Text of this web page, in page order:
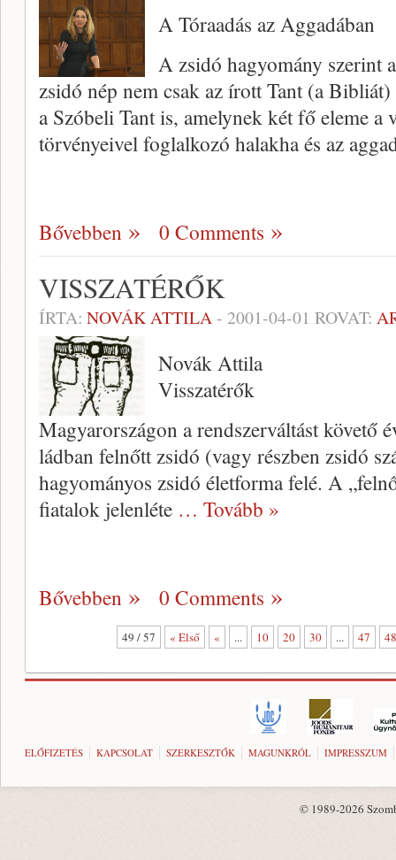
A Tóraadás az Aggadában
A zsidó hagyomány szerint
zsidó nép nem csak az írott Tant (a
a Szóbeli Tant is, amelynek két fő eleme a
törvényeivel foglalkozó halakha és az
Bővebben 0 Comments
VISSZATÉRŐK
ÍRTA: NOVÁK ATTILA- 2001-04-01 ROVAT:
Novák Attila
Visszatérők
Magyarországon a rendszerváltást kö­vető
ládban felnőtt zsidó (vagy részben zsidó
hagyomá­nyos zsidó életforma felé. A
fiatalok jelen­léte … Tovább »
Bővebben 0 Comments
49 / 57 « Első « ... 10 20 30 ... 47 48
ELŐFIZETÉS KAPCSOLAT SZERKESZTŐK MAGUNKRÓL IMPRESSZUM
© 1989-2026